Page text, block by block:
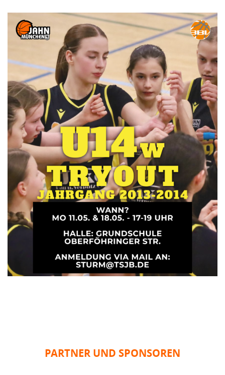
PARTNER UND SPONSOREN